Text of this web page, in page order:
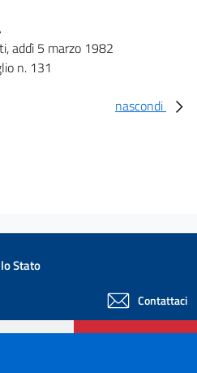
addì 5 marzo 1982
n. 131
nascondi
Stato
Contattaci